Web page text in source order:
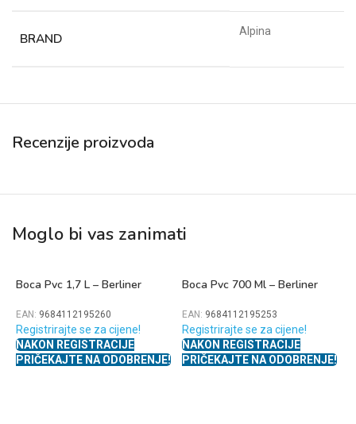
BRAND Alpina
Recenzije proizvoda
Moglo bi vas zanimati
Boca Pvc 1,7 L – Berliner
EAN: 9684112195260
Registrirajte se za cijene!
NAKON REGISTRACIJE
PRIČEKAJTE NA ODOBRENJE!
Boca Pvc 700 Ml – Berliner
EAN: 9684112195253
Registrirajte se za cijene!
NAKON REGISTRACIJE
PRIČEKAJTE NA ODOBRENJE!